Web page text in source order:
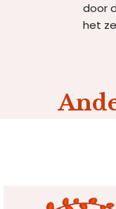
door
het